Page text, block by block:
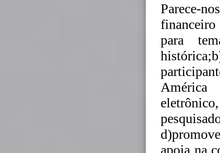
Parece-
para
apoia na